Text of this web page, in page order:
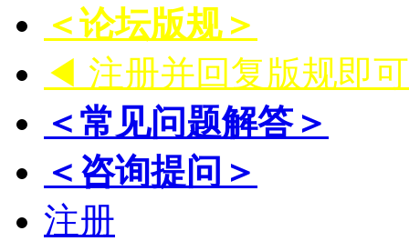
＜论坛版规＞
◀ 注册并回复版规即
＜常见问题解答＞
＜咨询提问＞
注册